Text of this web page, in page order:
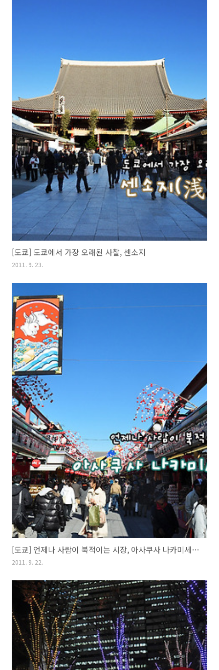
[도쿄] 도쿄에서 가장 오래된 사찰, 센소지
2011. 9. 23.
[도쿄] 언제나 사람이 북적이는 시장, 아사쿠사 나카미세도리
2011. 9. 22.